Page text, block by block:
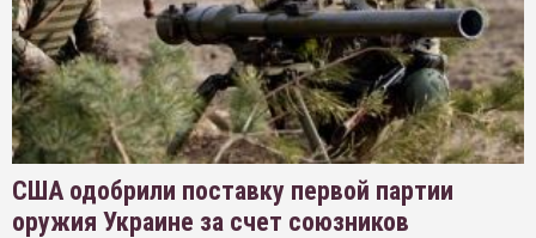
США одобрили поставку первой партии
оружия Украине за счет союзников